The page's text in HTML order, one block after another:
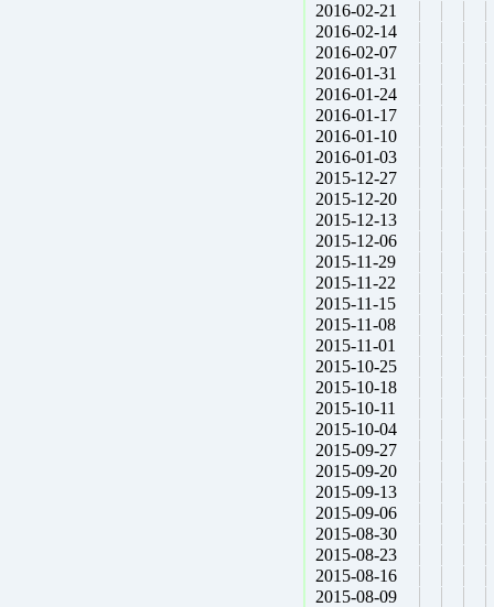
2016-02-21
2016-02-14
2016-02-07
2016-01-31
2016-01-24
2016-01-17
2016-01-10
2016-01-03
2015-12-27
2015-12-20
2015-12-13
2015-12-06
2015-11-29
2015-11-22
2015-11-15
2015-11-08
2015-11-01
2015-10-25
2015-10-18
2015-10-11
2015-10-04
2015-09-27
2015-09-20
2015-09-13
2015-09-06
2015-08-30
2015-08-23
2015-08-16
2015-08-09